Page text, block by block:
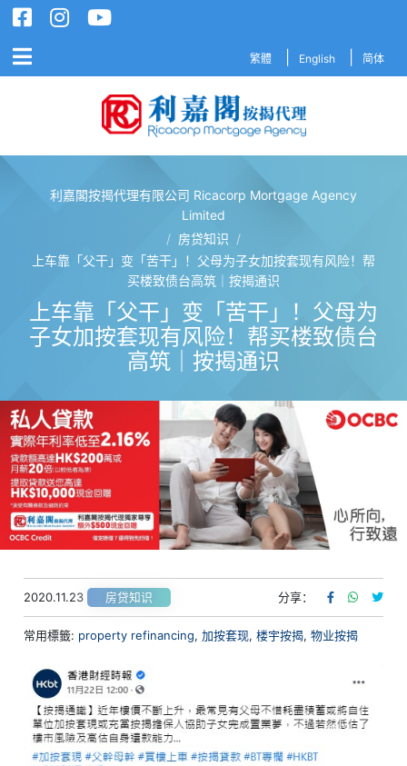
繁體 English 简体
利嘉閣按揭代理有限公司 Ricacorp Mortgage Agency
Limited
/ 房贷知识 /
上车靠「父干」变「苦干」！父母为子女加按套现有风险！帮
买楼致债台高筑｜按揭通识
上车靠「父干」变「苦干」！父母为
子女加按套现有风险！帮买楼致债台
高筑｜按揭通识
2020.11.23 房贷知识 分享：
常用標籤: property refinancing,加按套现,楼宇按揭,物业按揭